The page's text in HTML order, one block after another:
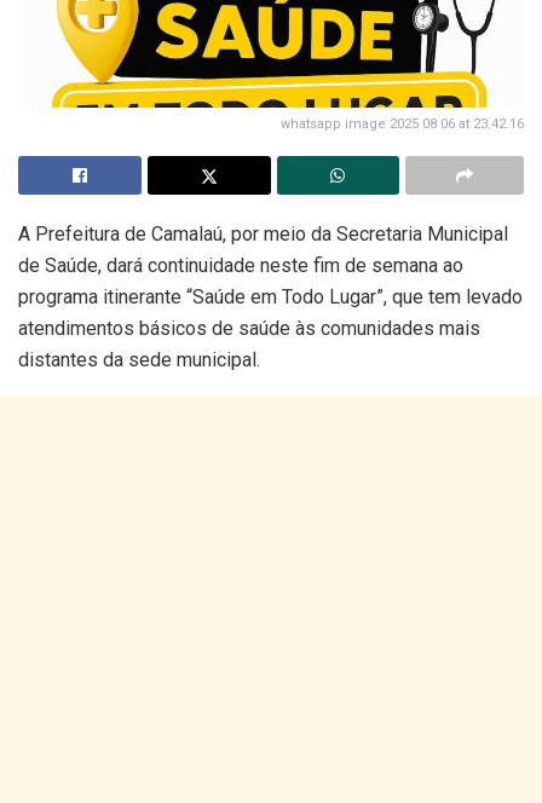
whatsapp image 2025 08 06 at 23.42.16
A Prefeitura de Camalaú, por meio da Secretaria Municipal
de Saúde, dará continuidade neste fim de semana ao
programa itinerante “Saúde em Todo Lugar”, que tem levado
atendimentos básicos de saúde às comunidades mais
distantes da sede municipal.